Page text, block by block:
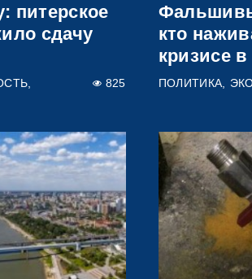
питерское
сдачу
825
кто
кризисе
ПОЛИТИКА